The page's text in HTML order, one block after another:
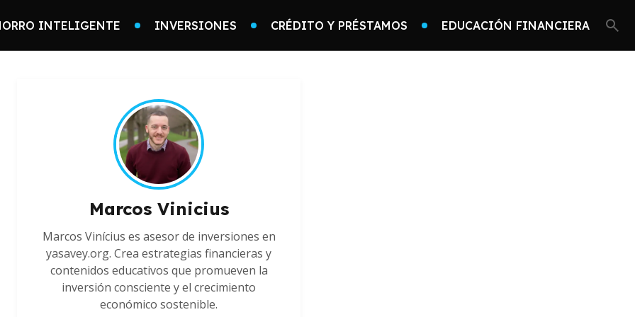
INTELIGENTE INVERSIONES CRÉDITO Y PRÉSTAMOS EDUCACIÓN FINANCIERA
Marcos Vinicius
Marcos Vinícius es asesor de inversiones en
yasavey.org. Crea estrategias financieras y
contenidos educativos que promueven la
inversión consciente y el crecimiento
económico sostenible.